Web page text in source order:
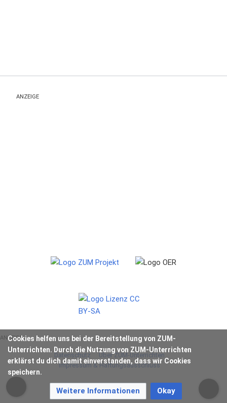
Cookies helfen uns bei der Bereitstellung von ZUM-
Unterrichten. Durch die Nutzung von ZUM-Unterrichten
erklärst du dich damit einverstanden, dass wir Cookies
speichern.
Weitere Informationen Okay
ANZEIGE
ANZEIGE
Datenschutz
Über ZUM-Unterrichten
Impressum & Haftungsausschluss